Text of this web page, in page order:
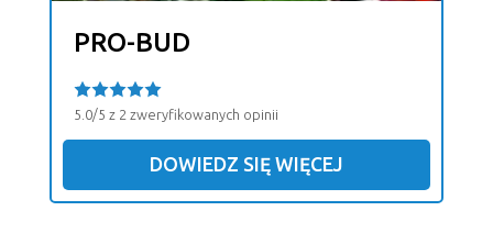
PRO-BUD
5.0/5 z 2 zweryfikowanych opinii
DOWIEDZ SIĘ WIĘCEJ